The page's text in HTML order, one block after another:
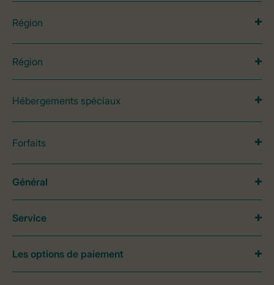
Région
Région
Hébergements spéciaux
Forfaits
Général
Service
Les options de paiement